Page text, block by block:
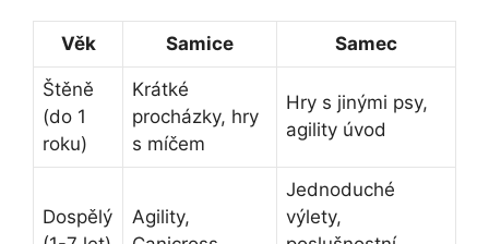
Věk Samice Samec
Štěně
(do 1
roku)
Krátké
procházky, hry
s míčem
Hry s jinými psy,
agility úvod
Dospělý
Agility,
Jednoduché
výlety,